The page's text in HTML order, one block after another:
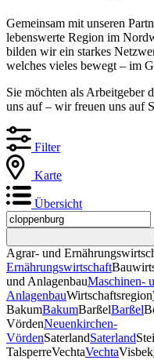
Gemeinsam mit unseren
lebenswerte Region im
bilden wir ein starkes
welches vieles bewegt – im
Sie möchten als Arbeitgeber
uns auf – wir freuen uns auf
Filter
Karte
Übersicht
Agrar- und
Ernährungswirtschaft
und AnlagenbauMaschinen-
AnlagenbauWirtschaftsregion
BakumBakumBarßelBarßel
VördenNeuenkirchen-
VördenSaterlandSaterland
TalsperreVechtaVechtaVisbek